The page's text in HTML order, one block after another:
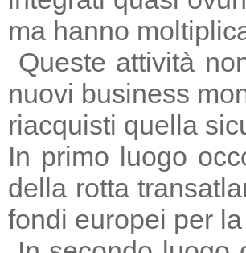
ma hanno
Queste attività
nuovi business
riacquisti quella
In primo luogo
della rotta
fondi europei per